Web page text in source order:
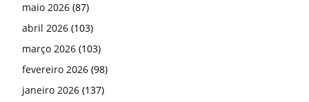
maio 2026 (87)
abril 2026 (103)
março 2026 (103)
fevereiro 2026 (98)
janeiro 2026 (137)